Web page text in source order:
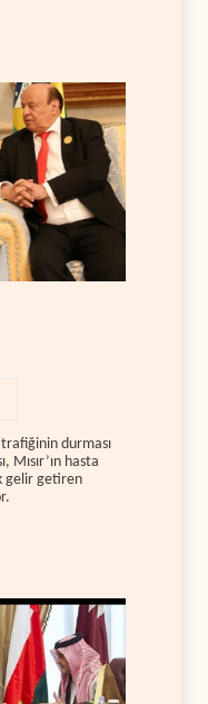
durması
Mısır’ın hasta
gelir getiren